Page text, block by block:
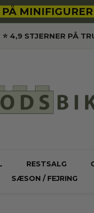
⭐️ 4,9 STJERNER PÅ
RESTSALG
SÆSON / FEJRING